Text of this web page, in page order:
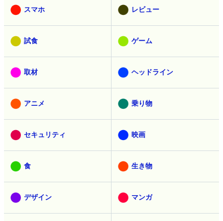
スマホ レビュー
試食 ゲーム
取材 ヘッドライン
アニメ 乗り物
セキュリティ 映画
食 生き物
デザイン マンガ